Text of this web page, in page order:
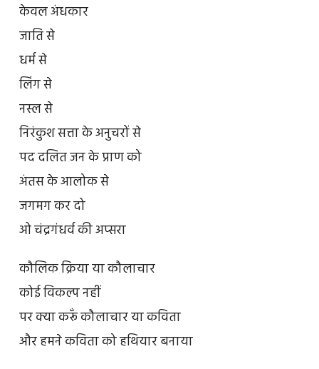
केवल अंधकार
जाति से
धर्म से
लिंग से
नस्ल से
निरंकुश सत्ता के अनुचरों से
पद दलित जन के प्राण को
अंतस के आलोक से
जगमग कर दो
ओ चंद्रगंधर्व की अप्सरा
कौलिक क्रिया या कौलाचार
कोई विकल्प नहीं
पर क्या करूँ कौलाचार या कविता
और हमने कविता को हथियार बनाया